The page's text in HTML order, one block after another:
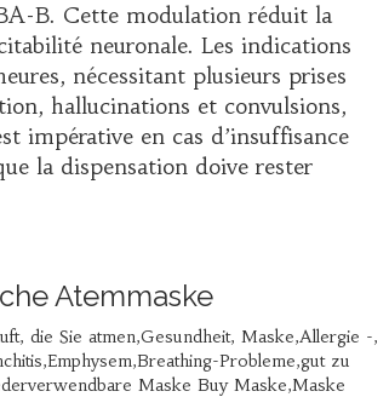
B. Cette modulation réduit la
neuronale. Les indications
nécessitant plusieurs prises
hallucinations et convulsions,
impérative en cas d’insuffisance
la dispensation doive rester
Atemmaske
die Sie atmen,Gesundheit, Maske,Allergie -,
Probleme,gut zu
Maske Buy Maske,Maske